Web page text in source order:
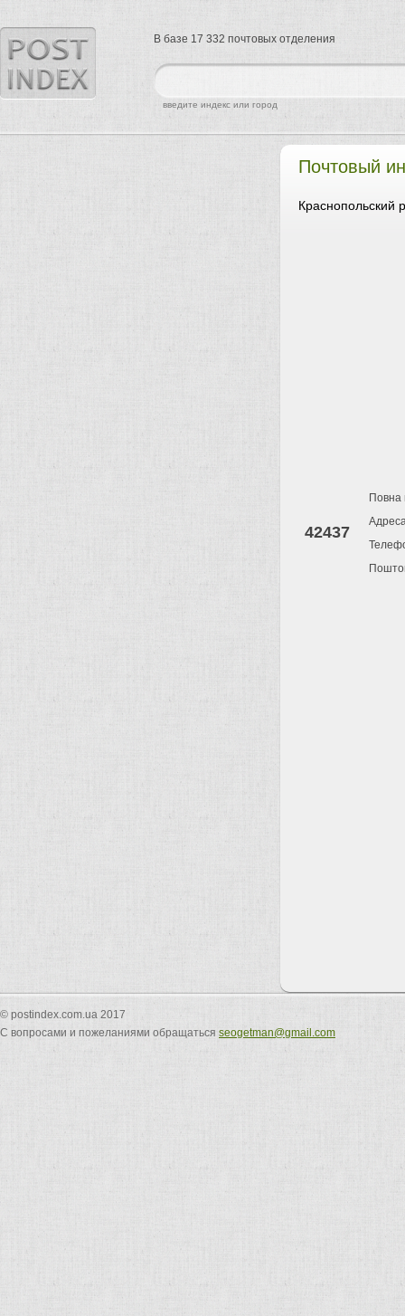
Почтовый
Краснопольский
42437
Повна
найти
введите индекс или город
В базе 17 332 почтовых отделения
© postindex.com.ua 2017
С вопросами и пожеланиями обращаться seogetman@gmail.com